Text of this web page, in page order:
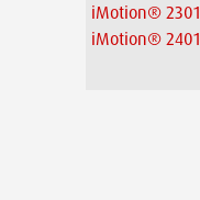
iMotion® 2301
iMotion® 2401